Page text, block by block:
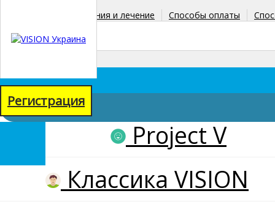
Заболевания и лечение Способы оплаты
Регистрация
Project V
Классика VISION